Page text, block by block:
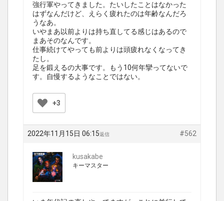
強行軍やってきました。たいしたことはなかった
はずなんだけど、えらく疲れたのは年齢なんだろ
うなあ。
いやまあ以前よりは持ち直してる感じはあるので
まあそのなんです。
仕事続けてやっても前よりは頭疲れなくなってき
たし。
足を鍛えるの大事です。もう10何年攣ってないで
す。自慢するようなことではない。
+3
2022年11月15日 06:15 #562
返信
kusakabe
キーマスター